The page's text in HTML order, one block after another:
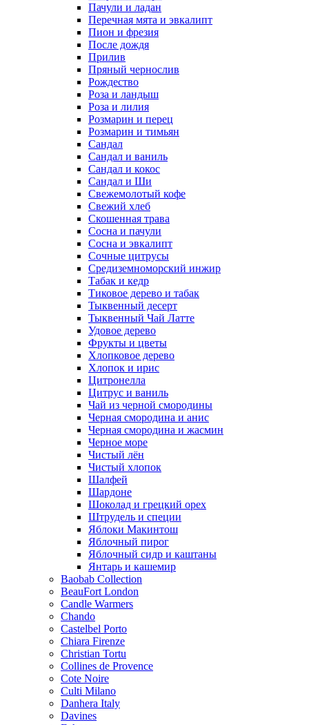
Пачули и ладан
Перечная мята и эвкалипт
Пион и фрезия
После дождя
Прилив
Пряный чернослив
Рождество
Роза и ландыш
Роза и лилия
Розмарин и перец
Розмарин и тимьян
Сандал
Сандал и ваниль
Сандал и кокос
Сандал и Ши
Свежемолотый кофе
Свежий хлеб
Скошенная трава
Сосна и пачули
Сосна и эвкалипт
Сочные цитрусы
Средиземноморский инжир
Табак и кедр
Тиковое дерево и табак
Тыквенный десерт
Тыквенный Чай Латте
Удовое дерево
Фрукты и цветы
Хлопковое дерево
Хлопок и ирис
Цитронелла
Цитрус и ваниль
Чай из черной смородины
Черная смородина и анис
Черная смородина и жасмин
Черное море
Чистый лён
Чистый хлопок
Шалфей
Шардоне
Шоколад и грецкий орех
Штрудель и специи
Яблоки Макинтош
Яблочный пирог
Яблочный сидр и каштаны
Янтарь и кашемир
Baobab Collection
BeauFort London
Candle Warmers
Chando
Castelbel Porto
Chiara Firenze
Christian Tortu
Collines de Provence
Cote Noire
Culti Milano
Danhera Italy
Davines